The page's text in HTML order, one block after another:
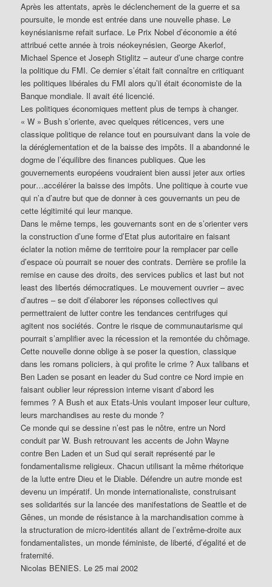
Après les attentats, après le déclenchement de la guerre et sa
poursuite, le monde est entrée dans une nouvelle phase. Le
keynésianisme refait surface. Le Prix Nobel d’économie a été
attribué cette année à trois néokeynésien, George Akerlof,
Michael Spence et Joseph Stiglitz – auteur d’une charge contre
la politique du FMI. Ce dernier s’était fait connaître en critiquant
les politiques libérales du FMI alors qu’il était économiste de la
Banque mondiale. Il avait été licencié.
Les politiques économiques mettent plus de temps à changer.
« W » Bush s’oriente, avec quelques réticences, vers une
classique politique de relance tout en poursuivant dans la voie de
la déréglementation et de la baisse des impôts. Il a abandonné le
dogme de l’équilibre des finances publiques. Que les
gouvernements européens voudraient bien aussi jeter aux orties
pour…accélérer la baisse des impôts. Une politique à courte vue
qui n’a d’autre but que de donner à ces gouvernants un peu de
cette légitimité qui leur manque.
Dans le même temps, les gouvernants sont en de s’orienter vers
la construction d’une forme d’Etat plus autoritaire en faisant
éclater la notion même de territoire pour la remplacer par celle
d’espace où pourrait se nouer des contrats. Derrière se profile la
remise en cause des droits, des services publics et last but not
least des libertés démocratiques. Le mouvement ouvrier – avec
d’autres – se doit d’élaborer les réponses collectives qui
permettraient de lutter contre les tendances centrifuges qui
agitent nos sociétés. Contre le risque de communautarisme qui
pourrait s’amplifier avec la récession et la remontée du chômage.
Cette nouvelle donne oblige à se poser la question, classique
dans les romans policiers, à qui profite le crime ? Aux talibans et
Ben Laden se posant en leader du Sud contre ce Nord impie en
faisant oublier leur répression interne visant d’abord les
femmes ? A Bush et aux Etats-Unis voulant imposer leur culture,
leurs marchandises au reste du monde ?
Ce monde qui se dessine n’est pas le nôtre, entre un Nord
conduit par W. Bush retrouvant les accents de John Wayne
contre Ben Laden et un Sud qui serait représenté par le
fondamentalisme religieux. Chacun utilisant la même rhétorique
de la lutte entre Dieu et le Diable. Défendre un autre monde est
devenu un impératif. Un monde internationaliste, construisant
ses solidarités sur la lancée des manifestations de Seattle et de
Gênes, un monde de résistance à la marchandisation comme à
la structuration de micro-identités allant de l’extrême-droite aux
fondamentalistes, un monde féministe, de liberté, d’égalité et de
fraternité.
Nicolas BENIES. Le 25 mai 2002